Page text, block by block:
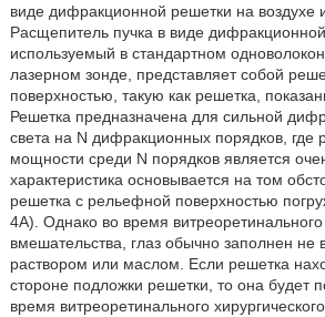
виде дифракционной решетки на воздухе
Расщепитель пучка в виде
используемый в стандартном
лазерном зонде, представляет собой
поверхностью, такую как решетка,
Решетка предназначена для сильной
света на N дифракционных порядков, где
мощности среди N порядков является
характеристика основывается на том
решетка с рельефной поверхностью
4А). Однако во время витреоретинального
вмешательства, глаз обычно заполнен не
раствором или маслом. Если решетка
стороне подложки решетки, то она будет
время витреоретинального